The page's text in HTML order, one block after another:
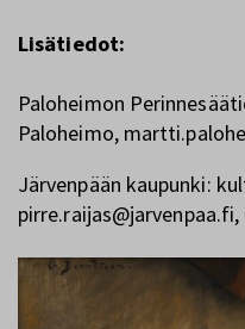
Lisätiedot:
Paloheimon
Paloheimo,
Järvenpään kaupunki:
pirre.raijas@jarvenpaa.fi,